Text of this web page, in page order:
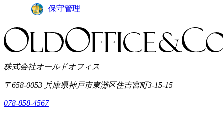
保守管理
株式会社オールドオフィス
〒658-0053 兵庫県神戸市東灘区住吉宮町3-15-15
078-858-4567